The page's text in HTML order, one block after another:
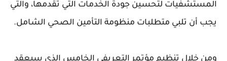
المستشفيات لتحسين جودة الخدمات التي تقدمها، والتي
يجب أن تلبي متطلبات منظومة التأمين الصحي الشامل.
ومن خلال تنظيم مؤتمر التعريفي الخامس الذي سيعقد